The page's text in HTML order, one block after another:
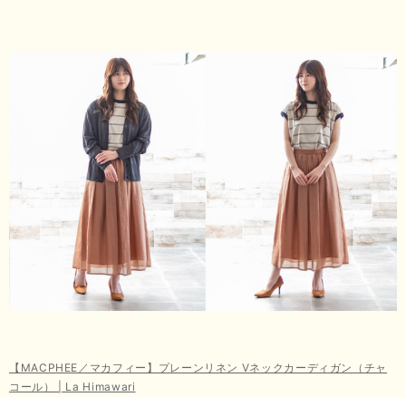
【MACPHEE／マカフィー】プレーンリネン Vネックカーディガン（チャ
コール） | La Himawari